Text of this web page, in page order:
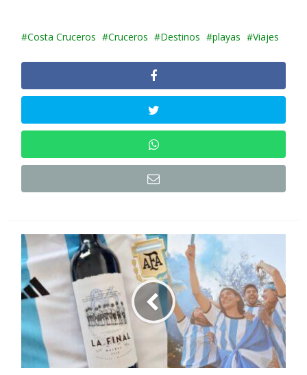
Costa Cruceros Cruceros Destinos playas Viajes